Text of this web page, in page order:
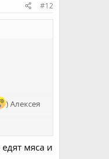
#12
) Алексея
мяса и